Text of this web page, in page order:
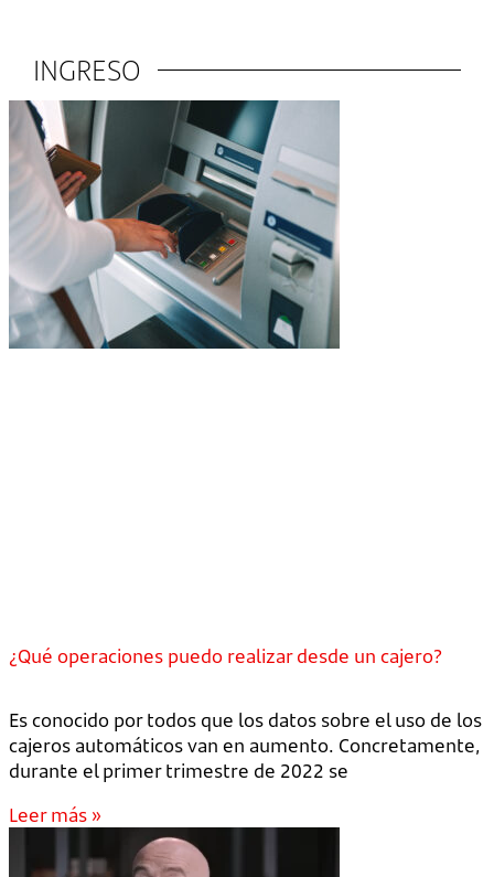
INGRESO
¿Qué operaciones puedo realizar desde un cajero?
Es conocido por todos que los datos sobre el uso de los
cajeros automáticos van en aumento. Concretamente,
durante el primer trimestre de 2022 se
Leer más »